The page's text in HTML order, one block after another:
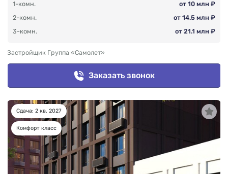
1-комн.
от 10 млн ₽
2-комн.
от 14.5 млн ₽
3-комн.
от 21.1 млн ₽
Застройщик Группа «Самолет»
Заказать звонок
Сдача: 2 кв. 2027
Комфорт класс